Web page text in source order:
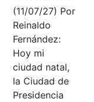
(11/07/27) Por
Reinaldo
Fernández:
Hoy mi
ciudad natal,
la Ciudad de
Presidencia